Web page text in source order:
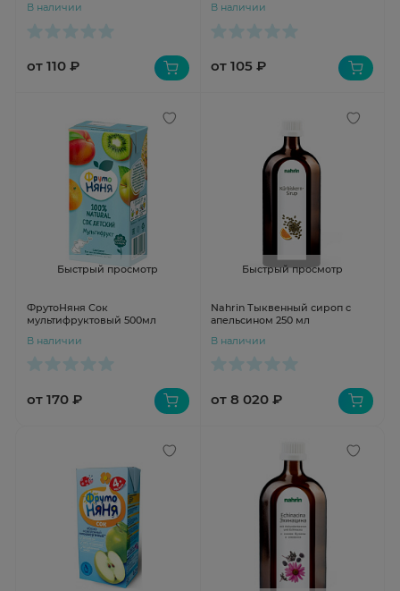
В наличии
от 110 ₽
В наличии
от 105 ₽
Быстрый просмотр
ФрутоНяня Сок
мультифруктовый 500мл
В наличии
от 170 ₽
Быстрый просмотр
Nahrin Тыквенный сироп с
апельсином 250 мл
В наличии
от 8 020 ₽